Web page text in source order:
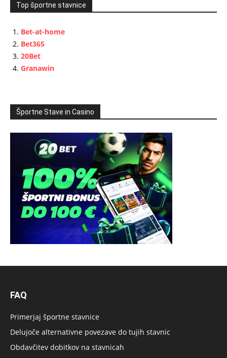
Top športne stavnice
Bet-at-home
Bet365
20Bet
Granawin
Športne Stave in Casino
FAQ
Primerjaj športne stavnice
Delujoče alternativne povezave do tujih stavnic
Obdavčitev dobitkov na stavnicah